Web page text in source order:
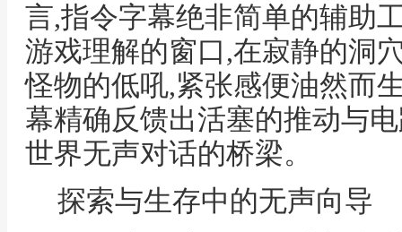
言,指令字幕绝非简单的辅助
游戏理解的窗口,在寂静的洞
怪物的低吼,紧张感便油然而
幕精确反馈出活塞的推动与
世界无声对话的桥梁。
探索与生存中的无声向导